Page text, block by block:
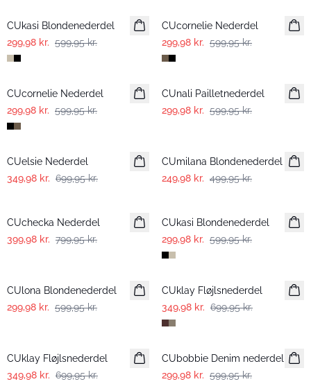
CUkasi Blondenederdel
299,98 kr. 599,95 kr.
CUcornelie Nederdel
299,98 kr. 599,95 kr.
-50%
CUcornelie Nederdel
299,98 kr. 599,95 kr.
-50%
CUnali Pailletnederdel
299,98 kr. 599,95 kr.
-50%
CUelsie Nederdel
349,98 kr. 699,95 kr.
CUmilana Blondenederdel
249,98 kr. 499,95 kr.
CUchecka Nederdel
399,98 kr. 799,95 kr.
CUkasi Blondenederdel
299,98 kr. 599,95 kr.
CUlona Blondenederdel
299,98 kr. 599,95 kr.
-50%
CUklay Fløjlsnederdel
349,98 kr. 699,95 kr.
CUklay Fløjlsnederdel
349,98 kr. 699,95 kr.
-50%
CUbobbie Denim nederdel
299,98 kr. 599,95 kr.